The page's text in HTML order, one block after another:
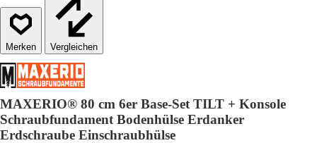
Vergleichen
MAXERIO® 80 cm 6er Base-Set TILT + Konsole
Schraubfundament Bodenhülse Erdanker
Erdschraube Einschraubhülse